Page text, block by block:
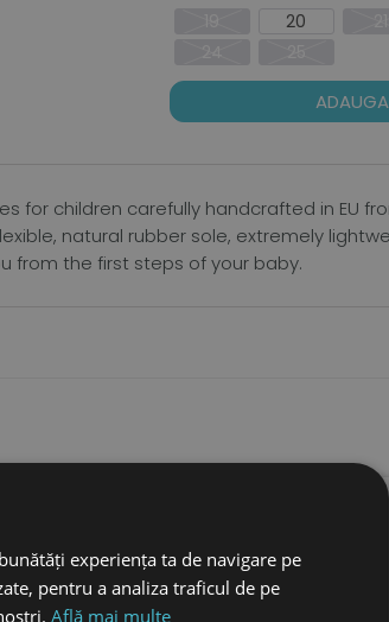
20
for children carefully handcrafted in EU
natural rubber sole, extremely
from the first steps of your baby.
experiența ta de navigare pe
pentru a analiza traficul de pe
Află mai multe